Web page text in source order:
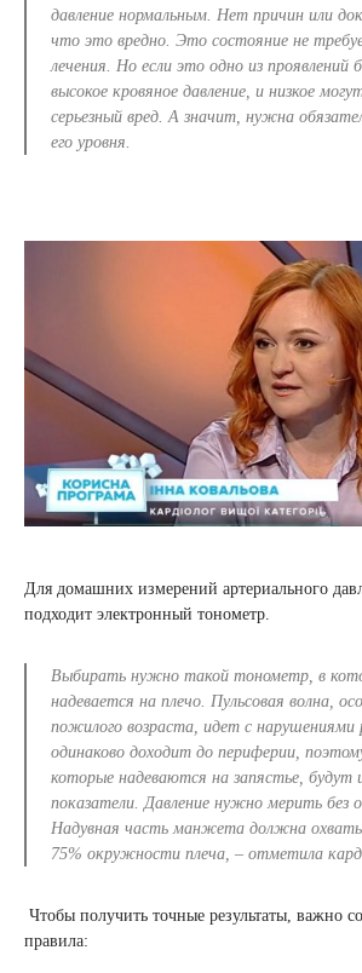
давление нормальным. Нет причин или
что это вредно. Это состояние не
лечения. Но если это одно из проявлений
высокое кровяное давление, и низкое
серьезный вред. А значит, нужна
его уровня.
Для домашних измерений артериального
подходит электронный тонометр.
Выбирать нужно такой тонометр, в
надевается на плечо. Пульсовая волна,
пожилого возраста, идет с
одинаково доходит до периферии,
которые надеваются на запястье,
показатели. Давление нужно мерить без
Надувная часть манжета должна
75% окружности плеча, – отметила
Чтобы получить точные результаты, важно
правила: